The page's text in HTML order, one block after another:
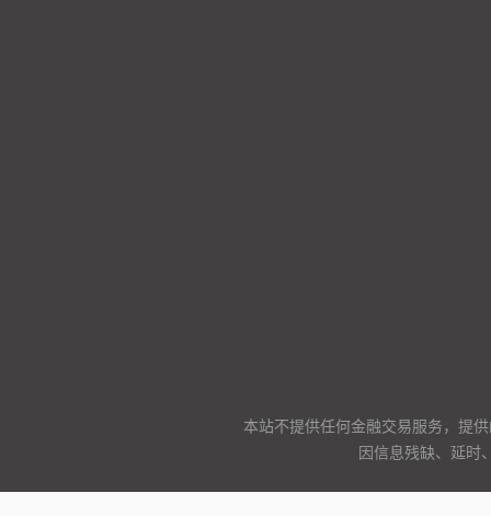
本站不提供任何金融交易服务，提
因信息残缺、延时